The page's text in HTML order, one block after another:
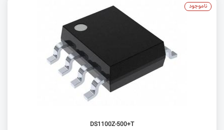
DS1100Z-500+T
ناموجود